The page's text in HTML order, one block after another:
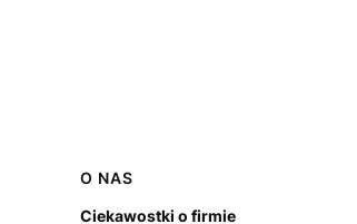
Linki w stopce
O NAS
Ciekawostki o firmie